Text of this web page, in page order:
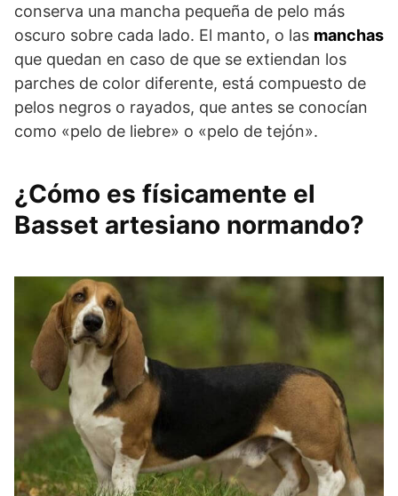
conserva una mancha pequeña de pelo más
oscuro sobre cada lado. El manto, o las manchas
que quedan en caso de que se extiendan los
parches de color diferente, está compuesto de
pelos negros o rayados, que antes se conocían
como «pelo de liebre» o «pelo de tejón».
¿Cómo es físicamente el
Basset artesiano normando?